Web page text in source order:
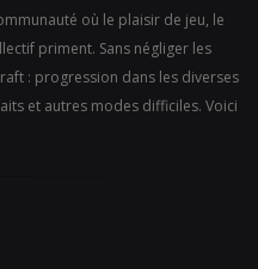
où le plaisir de jeu, le
priment. Sans négliger les
: progression dans les diverses
et autres modes difficiles. Voici